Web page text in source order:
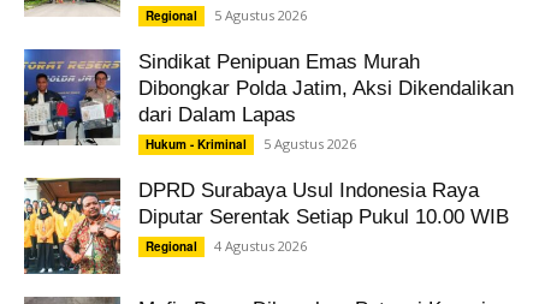
Regional 5 Agustus 2026
Sindikat Penipuan Emas Murah
Dibongkar Polda Jatim, Aksi Dikendalikan
dari Dalam Lapas
Hukum - Kriminal 5 Agustus 2026
DPRD Surabaya Usul Indonesia Raya
Diputar Serentak Setiap Pukul 10.00 WIB
Regional 4 Agustus 2026